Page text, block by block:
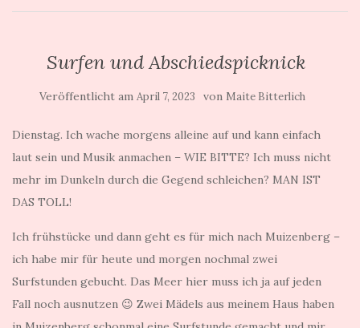
Surfen und Abschiedspicknick
Veröffentlicht am April 7, 2023 von Maite Bitterlich
Dienstag. Ich wache morgens alleine auf und kann einfach
laut sein und Musik anmachen – WIE BITTE? Ich muss nicht
mehr im Dunkeln durch die Gegend schleichen? MAN IST
DAS TOLL!
Ich frühstücke und dann geht es für mich nach Muizenberg –
ich habe mir für heute und morgen nochmal zwei
Surfstunden gebucht. Das Meer hier muss ich ja auf jeden
Fall noch ausnutzen 😉 Zwei Mädels aus meinem Haus haben